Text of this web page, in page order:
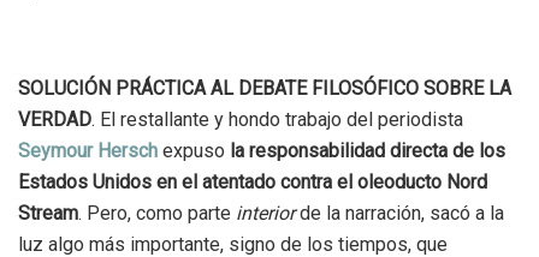
SOLUCIÓN PRÁCTICA AL DEBATE FILOSÓFICO SOBRE LA
VERDAD. El restallante y hondo trabajo del periodista
Seymour Hersch expuso la responsabilidad directa de los
Estados Unidos en el atentado contra el oleoducto Nord
Stream. Pero, como parte interiorde la narración, sacó a la
luz algo más importante, signo de los tiempos, que